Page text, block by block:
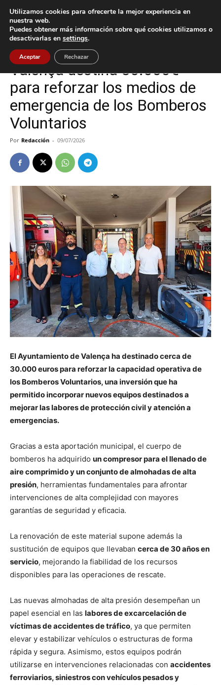
Inicio Tui
Tui
Valença destina 30.000€
para reforzar los medios de
emergencia de los Bomberos
Voluntarios
Por Redacción - 09/07/2026
El Ayuntamiento de Valença ha destinado cerca de
30.000 euros para reforzar la capacidad operativa de
los Bomberos Voluntarios, una inversión que ha
permitido incorporar nuevos equipos destinados a
mejorar las labores de protección civil y atención a
emergencias.
Gracias a esta aportación municipal, el cuerpo de
bomberos ha adquirido un compresor para el llenado de
aire comprimido y un conjunto de almohadas de alta
presión, herramientas fundamentales para afrontar
intervenciones de alta complejidad con mayores
garantías de seguridad y eficacia.
La renovación de este material supone además la
sustitución de equipos que llevaban cerca de 30 años en
servicio, mejorando la fiabilidad de los recursos
disponibles para las operaciones de rescate.
Las nuevas almohadas de alta presión desempeñan un
papel esencial en las labores de excarcelación de
víctimas de accidentes de tráfico, ya que permiten
elevar y estabilizar vehículos o estructuras de forma
rápida y segura. Asimismo, estos equipos podrán
utilizarse en intervenciones relacionadas con accidentes
ferroviarios, siniestros con vehículos pesados y
Utilizamos cookies para ofrecerte la mejor experiencia en
nuestra web.
Puedes obtener más información sobre qué cookies utilizamos o
desactivarlas en settings.
Aceptar Rechazar